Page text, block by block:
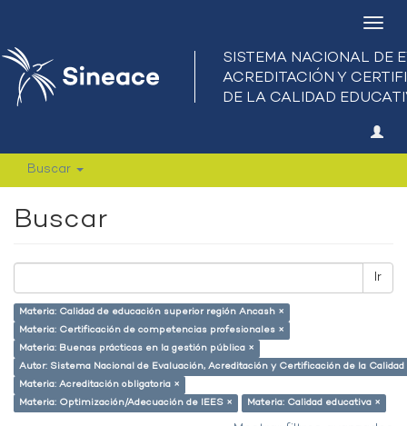
Buscar
Buscar
Ir
Materia: Calidad de educación superior región Ancash ×
Materia: Certificación de competencias profesionales ×
Materia: Buenas prácticas en la gestión pública ×
Autor: Sistema Nacional de Evaluación, Acreditación y Certificación de la
Materia: Acreditación obligatoria ×
Materia: Optimización/Adecuación de IEES ×
Materia: Calidad educativa ×